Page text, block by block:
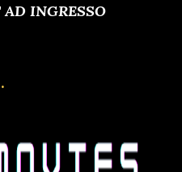
INGRESSO